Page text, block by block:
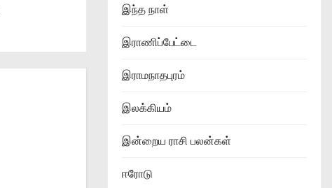
இந்த நாள்
இராணிப்பேட்டை
இராமநாதபுரம்
இலக்கியம்
இன்றைய ராசி பலன்கள்
ஈரோடு